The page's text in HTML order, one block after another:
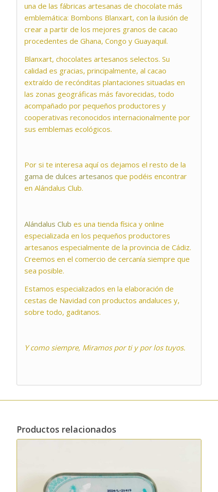
una de las fábricas artesanas de chocolate más
emblemática: Bombons Blanxart, con la ilusión de
crear a partir de los mejores granos de cacao
procedentes de Ghana, Congo y Guayaquil.
Blanxart, chocolates artesanos selectos. Su
calidad es gracias, principalmente, al cacao
extraído de recónditas plantaciones situadas en
las zonas geográficas más favorecidas, todo
acompañado por pequeños productores y
cooperativas reconocidos internacionalmente por
sus emblemas ecológicos.
Por si te interesa aquí os dejamos el resto de la
gama de dulces artesanos que podéis encontrar
en Alándalus Club.
Alándalus Club es una tienda física y online
especializada en los pequeños productores
artesanos especialmente de la provincia de Cádiz.
Creemos en el comercio de cercanía siempre que
sea posible.
Estamos especializados en la elaboración de
cestas de Navidad con productos andaluces y,
sobre todo, gaditanos.
Y como siempre, Miramos por ti y por los tuyos.
Productos relacionados